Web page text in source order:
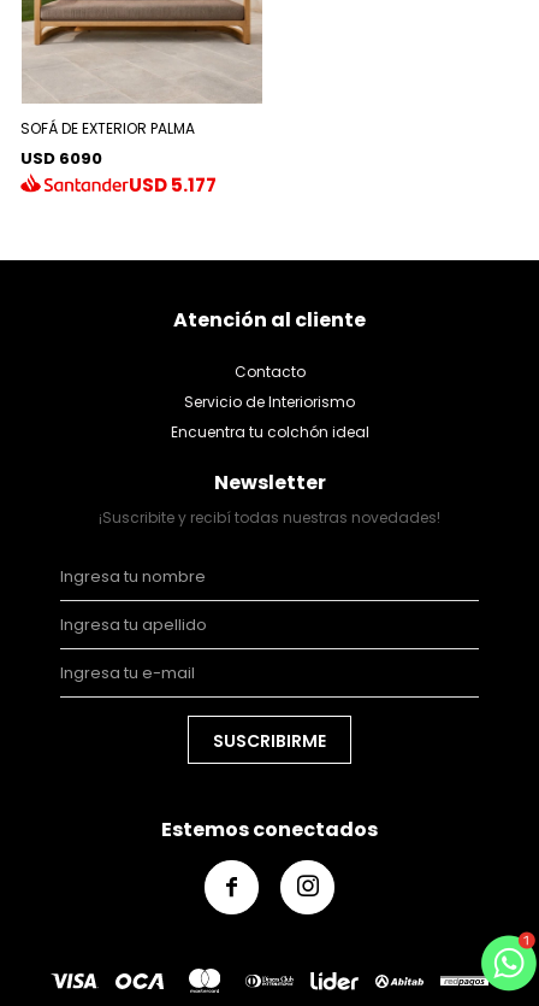
SOFÁ DE EXTERIOR PALMA
USD 6090
USD5.177
Atención al cliente
Contacto
Servicio de Interiorismo
Encuentra tu colchón ideal
Newsletter
¡Suscribite y recibí todas nuestras novedades!
SUSCRIBIRME
Estemos conectados
 